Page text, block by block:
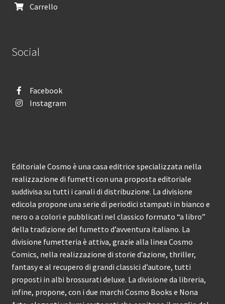
Carrello
Social
Facebook
Instagram
Editoriale Cosmo è una casa editrice specializzata nella
realizzazione di fumetti con una proposta editoriale
suddivisa su tutti i canali di distribuzione. La divisione
edicola propone una serie di periodici stampati in bianco e
nero o a colori e pubblicati nel classico formato “a libro”
della tradizione del fumetto d’avventura italiano. La
divisione fumetteria è attiva, grazie alla linea Cosmo
Comics, nella realizzazione di storie d’azione, thriller,
fantasy e al recupero di grandi classici d’autore, tutti
proposti in albi brossurati deluxe. La divisione da libreria,
infine, propone, con i due marchi Cosmo Books e Nona